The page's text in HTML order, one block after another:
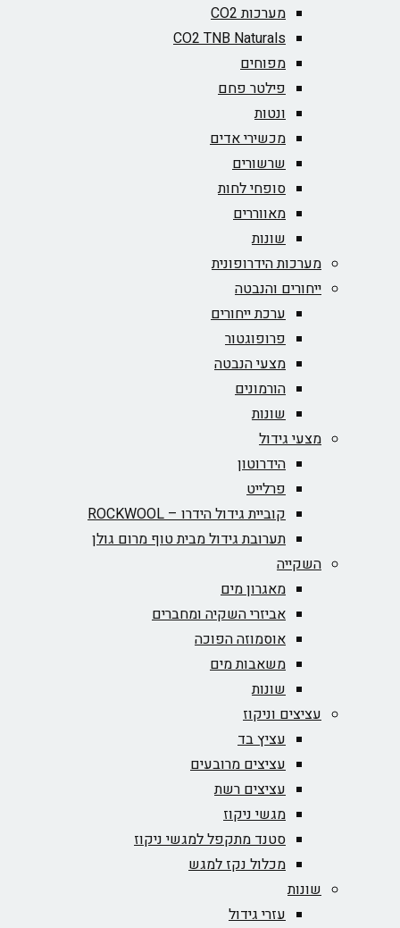
מערכות CO2
CO2 TNB Naturals
מפוחים
פילטר פחם
ונטות
מכשירי אדים
שרשורים
סופחי לחות
מאווררים
שונות
מערכות הידרופונית
ייחורים והנבטה
ערכת ייחורים
פרופוגטור
מצעי הנבטה
הורמונים
שונות
מצעי גידול
הידרוטון
פרלייט
קוביית גידול הידרו – ROCKWOOL‏
תערובת גידול מבית טוף מרום גולן
השקייה
מאגרון מים
אביזרי השקיה ומחברים
אוסמוזה הפוכה
משאבות מים
שונות
עציצים וניקוז
עציץ בד
עציצים מרובעים
עציצים רשת
מגשי ניקוז
סטנד מתקפל למגשי ניקוז
מכלול נקז למגש
שונות
עזרי גידול